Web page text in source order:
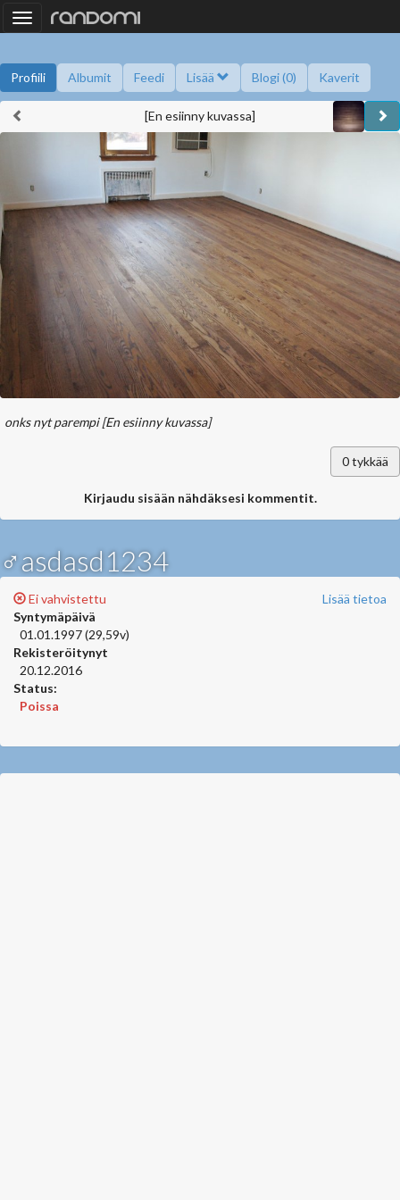
Toggle
navigation
Profiili Albumit Feedi Lisää Blogi (0) Kaverit
Kysy minulta Kaverikirja Gallupit Saavutukset
[En esiinny kuvassa]
onks nyt parempi[En esiinny kuvassa]
0tykkää
Kirjaudu sisään nähdäksesi kommentit.
♂asdasd1234
Lisää tietoa
Ei vahvistettu
Syntymäpäivä
01.01.1997 (29,59v)
Rekisteröitynyt
20.12.2016
Status:
Poissa